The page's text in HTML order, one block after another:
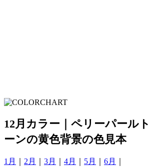
12月カラー｜ペリーパールト
ーンの黄色背景の色見本
1月 2月 3月 4月 5月 6月